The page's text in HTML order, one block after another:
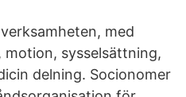
med
sysselsättning,
delning. Socionomer